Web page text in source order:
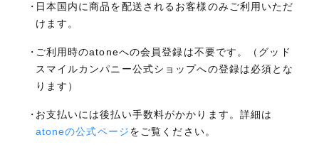
日本国内に商品を配送されるお客様のみご利用いただ
けます。
ご利用時のatoneへの会員登録は不要です。（グッド
スマイルカンパニー公式ショップへの登録は必須とな
ります）
お支払いには後払い手数料がかかります。詳細は
atoneの公式ページをご覧ください。